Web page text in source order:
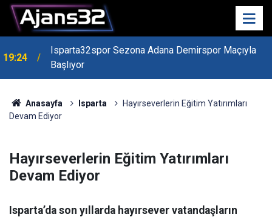
19:24
Isparta32spor Sezona Adana Demirspor Maçıyla
Başlıyor
19:22
Isparta Kredi Batağında
Anasayfa Isparta
Hayırseverlerin Eğitim Yatırımları
Devam Ediyor
Hayırseverlerin Eğitim Yatırımları
Devam Ediyor
Isparta’da son yıllarda hayırsever vatandaşların